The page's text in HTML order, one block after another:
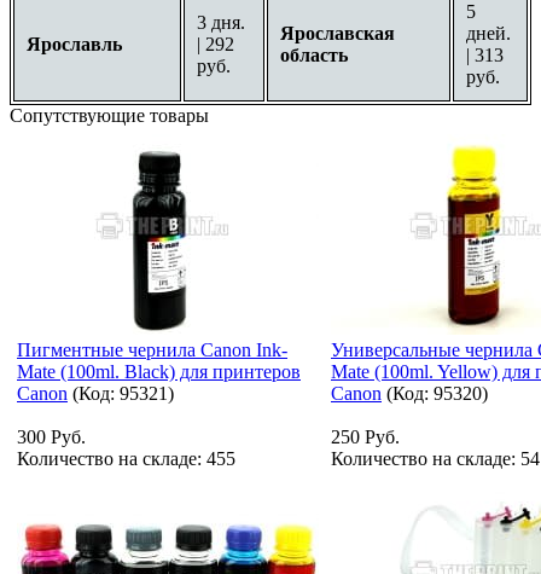
Ярославль
3 дня.
| 292
руб.
Ярославская
область
5
дней.
| 313
руб.
Сопутствующие товары
Пигментные чернила Canon Ink-
Mate (100ml. Black) для принтеров
Canon (Код: 95321)
300 Руб.
Количество на складе: 455
Универсальные чернила
Mate (100ml. Yellow) для
Canon (Код: 95320)
250 Руб.
Количество на складе: 54